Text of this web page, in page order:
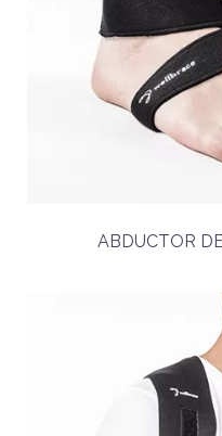
ABDUCTOR